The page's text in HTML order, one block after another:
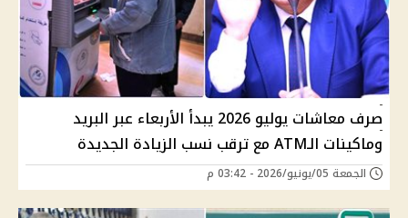
صرف معاشات يوليو 2026 يبدأ الأربعاء عبر البريد
وماكينات الـATM مع ترقب نسب الزيادة الجديدة
الجمعة 05/يونيو/2026 - 03:42 م